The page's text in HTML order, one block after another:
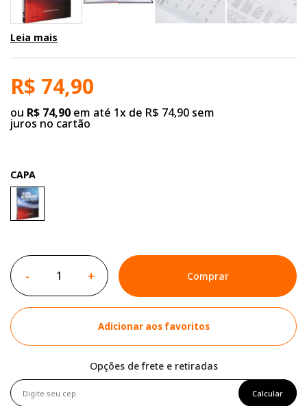
Leia mais
R$ 74,90
ou R$ 74,90 em até 1x de R$ 74,90 sem
juros no cartão
CAPA
- + Comprar
Adicionar aos favoritos
Opções de frete e retiradas
Calcular